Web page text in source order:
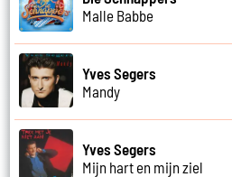
Malle Babbe
Yves Segers
Mandy
Yves Segers
Mijn hart en mijn ziel